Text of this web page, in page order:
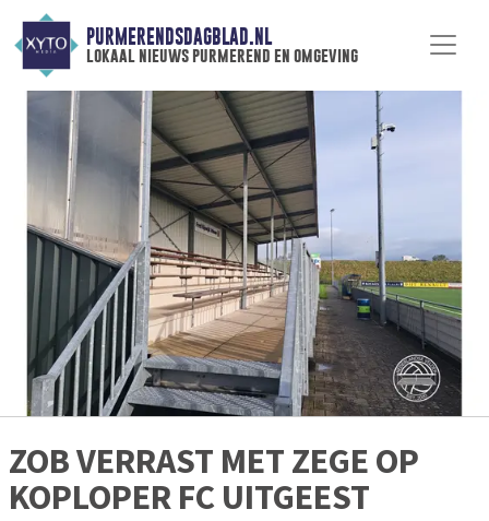
PURMERENDSDAGBLAD.NL
lokaal nieuws purmerend en omgeving
ZOB VERRAST MET ZEGE OP
KOPLOPER FC UITGEEST